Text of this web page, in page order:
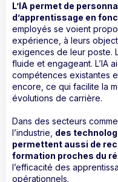
L’IA permet de
d’apprentissage en
employés se voient
expérience, à leurs
exigences de leur poste.
fluide et engageant. L’IA
compétences existantes
encore, ce qui facilite la
évolutions de carrière.
Dans des secteurs
l’industrie, des
permettent aussi de
formation proches du
l’efficacité des
opérationnels.